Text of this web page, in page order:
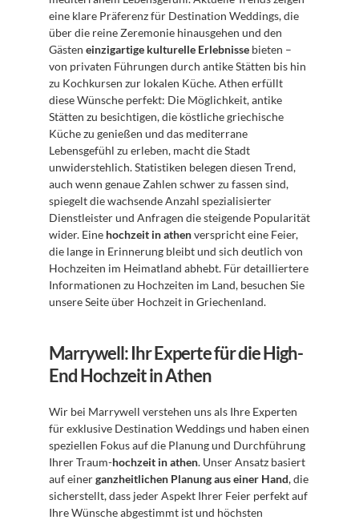
eine klare Präferenz für Destination Weddings, die
über die reine Zeremonie hinausgehen und den
Gästen einzigartige kulturelle Erlebnisse bieten –
von privaten Führungen durch antike Stätten bis hin
zu Kochkursen zur lokalen Küche. Athen erfüllt
diese Wünsche perfekt: Die Möglichkeit, antike
Stätten zu besichtigen, die köstliche griechische
Küche zu genießen und das mediterrane
Lebensgefühl zu erleben, macht die Stadt
unwiderstehlich. Statistiken belegen diesen Trend,
auch wenn genaue Zahlen schwer zu fassen sind,
spiegelt die wachsende Anzahl spezialisierter
Dienstleister und Anfragen die steigende Popularität
wider. Eine hochzeit in athen verspricht eine Feier,
die lange in Erinnerung bleibt und sich deutlich von
Hochzeiten im Heimatland abhebt. Für detailliertere
Informationen zu Hochzeiten im Land, besuchen Sie
unsere Seite über Hochzeit in Griechenland.
Marrywell: Ihr Experte für die High-
End Hochzeit in Athen
Wir bei Marrywell verstehen uns als Ihre Experten
für exklusive Destination Weddings und haben einen
speziellen Fokus auf die Planung und Durchführung
Ihrer Traum-hochzeit in athen. Unser Ansatz basiert
auf einer ganzheitlichen Planung aus einer Hand, die
sicherstellt, dass jeder Aspekt Ihrer Feier perfekt auf
Ihre Wünsche abgestimmt ist und höchsten